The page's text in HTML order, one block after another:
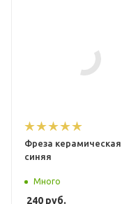
Фреза керамическая
синяя
Много
240 руб.